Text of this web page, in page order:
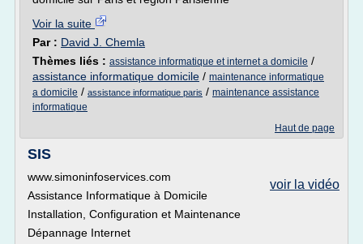
Voir la suite
Par : David J. Chemla
Thèmes liés : assistance informatique et internet a domicile /
assistance informatique domicile / maintenance informatique
a domicile / assistance informatique paris / maintenance assistance
informatique
Haut de page
SIS
voir la vidéo
www.simoninfoservices.com
Assistance Informatique à Domicile
Installation, Configuration et Maintenance
Dépannage Internet